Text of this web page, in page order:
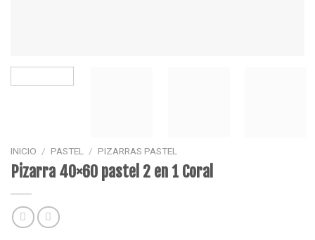
INICIO / PASTEL / PIZARRAS PASTEL
Pizarra 40×60 pastel 2 en 1 Coral